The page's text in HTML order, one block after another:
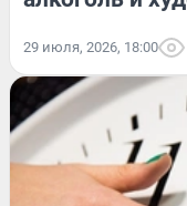
29 июля, 2026, 18:00